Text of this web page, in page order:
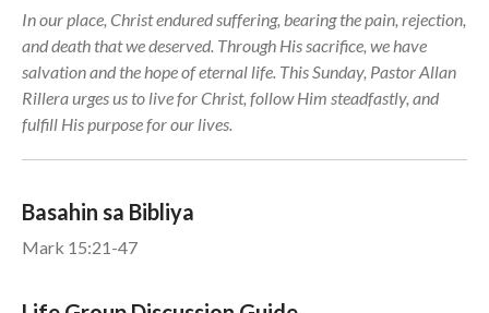
Contact
Events
Giving
In our place, Christ endured suffering, bearing the pain, rejection,
and death that we deserved. Through His sacrifice, we have
salvation and the hope of eternal life. This Sunday, Pastor Allan
Rillera urges us to live for Christ, follow Him steadfastly, and
fulfill His purpose for our lives.
Basahin sa Bibliya
Mark 15:21-47